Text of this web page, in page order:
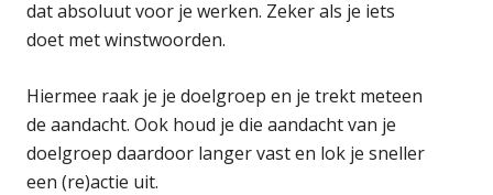
dat absoluut voor je werken. Zeker als je iets
doet met winstwoorden.
Hiermee raak je je doelgroep en je trekt meteen
de aandacht. Ook houd je die aandacht van je
doelgroep daardoor langer vast en lok je sneller
een (re)actie uit.